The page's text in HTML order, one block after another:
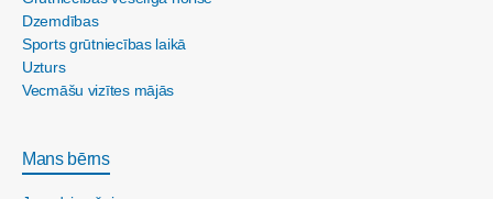
Dzemdības
Sports grūtniecības laikā
Uzturs
Vecmāšu vizītes mājās
Mans bērns